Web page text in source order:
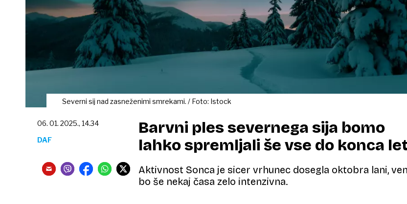
Severni sij nad zasneženimi smrekami. / Foto: Istock
Barvni ples severnega sija bomo
lahko spremljali še vse do konca
Aktivnost Sonca je sicer vrhunec dosegla oktobra lani,
bo še nekaj časa zelo intenzivna.
06. 01. 2025., 14.34
DAF